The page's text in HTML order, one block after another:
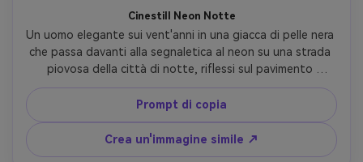
Cinestill Neon Notte
Un uomo elegante sui vent'anni in una giacca di pelle nera
che passa davanti alla segnaletica al neon su una strada
piovosa della città di notte, riflessi sul pavimento
bagnato, look cinematografico Cinestill 800T con halation
arancione-rosso intorno alle luci, visibile grano di pellicola
da 35 mm, leggera sfocatura di movimento sullo sfondo,
fresche ombre azzurre, scattato su Sony A7IV, 50 mm
f/1.4, cornice a metà corpo a livello degli occhi, fotografia
Prompt di copia
Crea un'immagine simile ↗